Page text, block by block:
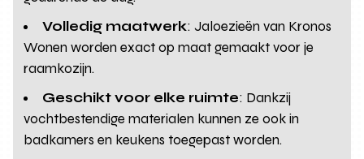
Volledig maatwerk: Jaloezieën van Kronos
Wonen worden exact op maat gemaakt voor je
raamkozijn.
Geschikt voor elke ruimte: Dankzij
vochtbestendige materialen kunnen ze ook in
badkamers en keukens toegepast worden.